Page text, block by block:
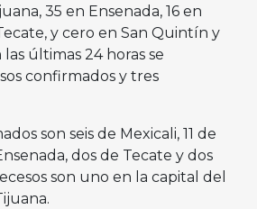
35 en Ensenada, 16 en
y cero en San Quintín y
últimas 24 horas se
confirmados y tres
son seis de Mexicali, 11 de
dos de Tecate y dos
son uno en la capital del